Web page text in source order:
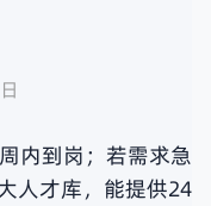
内到岗；若需求急
人才库，能提供24